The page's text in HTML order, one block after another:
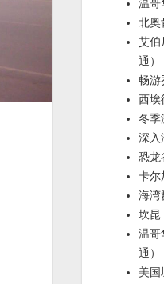
温哥
北奥
艾
通）
畅游
西埃
冬季
深入
恐龙
卡尔
海湾
坎
温哥
通）
美国